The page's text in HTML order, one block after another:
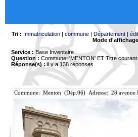
Tri : Immatriculation| commune| Département|
Mode d'affichage
Service : Base Inventaire
Question : Commune='MENTON' ET Titre
Réponse(s) :il y a 138 réponses
Commune: Menton (Dép.06) Adresse: 28 avenue